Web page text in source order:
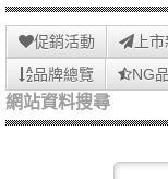
促銷活動 上
品牌總覽
NG
網站資料搜尋